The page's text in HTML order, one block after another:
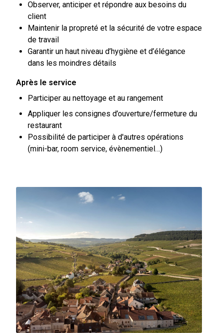
Observer, anticiper et répondre aux besoins du
client
Maintenir la propreté et la sécurité de votre espace
de travail
Garantir un haut niveau d’hygiène et d’élégance
dans les moindres détails
Après le service
Participer au nettoyage et au rangement
Appliquer les consignes d’ouverture/fermeture du
restaurant
Possibilité de participer à d'autres opérations
(mini-bar, room service, évènementiel…)